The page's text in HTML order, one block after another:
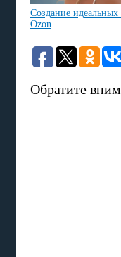
Создание
Ozon
Обратите